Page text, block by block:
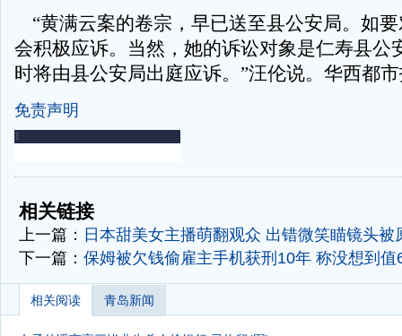
“黄满云案的卷宗，早已送至县公安局。如
会积极应诉。当然，她的诉讼对象是仁寿县公
时将由县公安局出庭应诉。”汪伦说。华西都
免责声明
-
相关链接
上一篇： 日本甜美女主播萌翻观众 出错微笑瞄镜头被
下一篇： 保姆被欠钱偷雇主手机获刑10年 称没想到值
相关阅读 青岛新闻